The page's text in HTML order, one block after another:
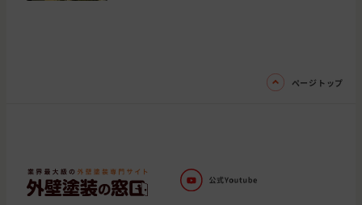
ページトップ